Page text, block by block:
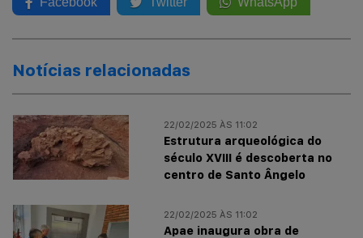
Notícias relacionadas
22/02/2025 ÀS 11:02
Estrutura arqueológica do
século XVIII é descoberta no
centro de Santo Ângelo
22/02/2025 ÀS 11:02
Apae inaugura obra de